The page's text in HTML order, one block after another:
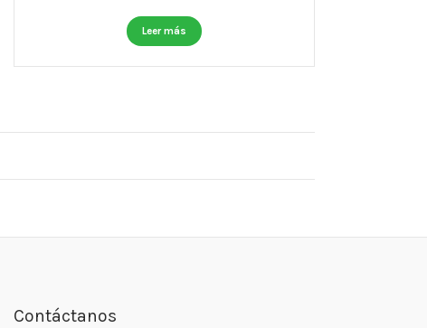
Leer más
Contáctanos